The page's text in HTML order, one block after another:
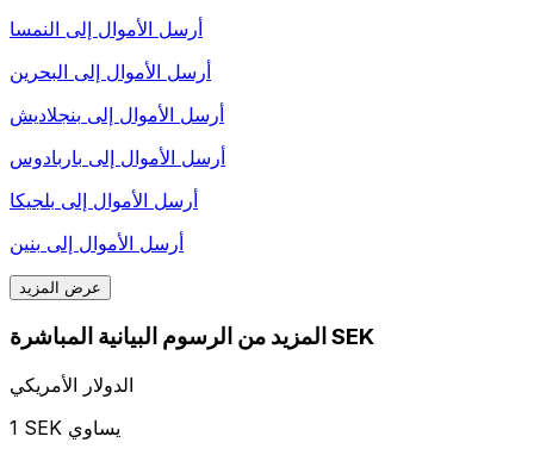
أرسل الأموال إلى النمسا
أرسل الأموال إلى البحرين
أرسل الأموال إلى بنجلاديش
أرسل الأموال إلى باربادوس
أرسل الأموال إلى بلجيكا
أرسل الأموال إلى بنين
عرض المزيد
المزيد من الرسوم البيانية المباشرة SEK
الدولار الأمريكي
1 SEK يساوي